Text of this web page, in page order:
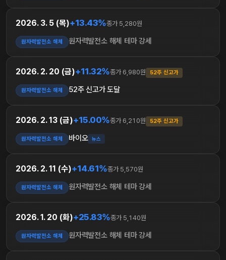
2026. 3. 5 (목)+13.43%종가 5,280원
원자력발전소 해체 원자력발전소 해체 테마 강세
2026. 2. 20 (금)+11.32%종가 6,980원 52주 신고가
원자력발전소 해체 52주 신고가 도달
2026. 2. 13 (금)+15.00%종가 6,210원 52주 신고가
원자력발전소 해체 바이오 뉴스
2026. 2. 11 (수)+14.61%종가 5,570원
원자력발전소 해체 원자력발전소 해체 테마 강세
2026. 1. 20 (화)+25.83%종가 5,140원
원자력발전소 해체 원자력발전소 해체 테마 강세